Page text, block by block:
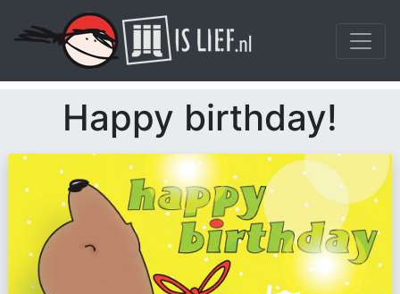
Happy birthday!